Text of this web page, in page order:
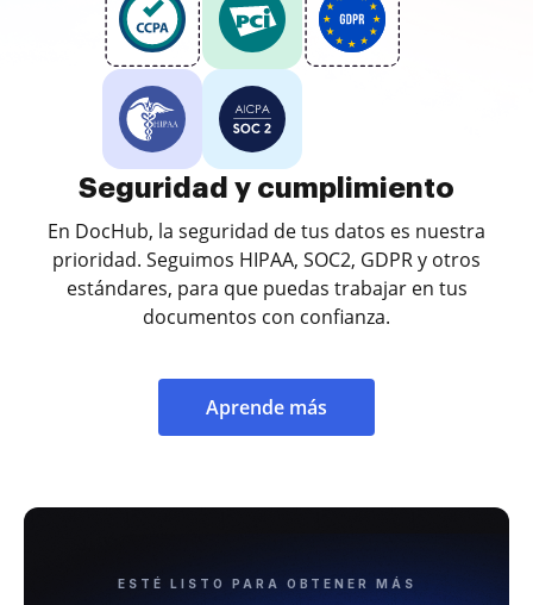
Seguridad y cumplimiento
En DocHub, la seguridad de tus datos es nuestra
prioridad. Seguimos HIPAA, SOC2, GDPR y otros
estándares, para que puedas trabajar en tus
documentos con confianza.
Aprende más
ESTÉ LISTO PARA OBTENER MÁS